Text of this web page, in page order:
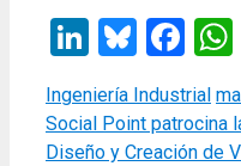
LinkedIn
Categories
Ingeniería Industrial
Social Point patrocina
Diseño y Creación de